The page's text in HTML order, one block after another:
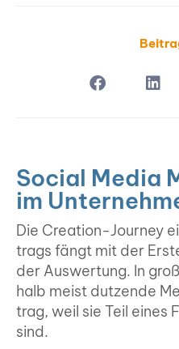
Social Media
im
Die Crea­ti­on-Jour­ney
trags fängt mit der
der Aus­wer­tung. In
halb meist dut­zen­de
trag, weil sie Teil eines
sind.